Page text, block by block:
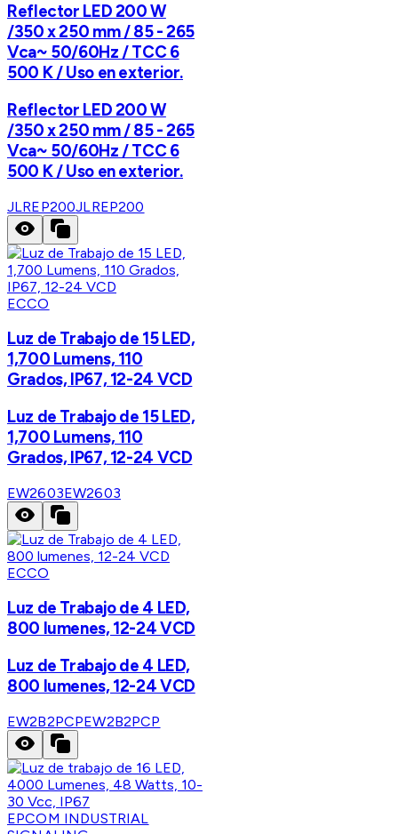
Reflector LED 200 W
/350 x 250 mm / 85 - 265
Vca~ 50/60Hz / TCC 6
500 K / Uso en exterior.
Reflector LED 200 W
/350 x 250 mm / 85 - 265
Vca~ 50/60Hz / TCC 6
500 K / Uso en exterior.
JLREP200JLREP200
ECCO
Luz de Trabajo de 15 LED,
1,700 Lumens, 110
Grados, IP67, 12-24 VCD
Luz de Trabajo de 15 LED,
1,700 Lumens, 110
Grados, IP67, 12-24 VCD
EW2603EW2603
ECCO
Luz de Trabajo de 4 LED,
800 lumenes, 12-24 VCD
Luz de Trabajo de 4 LED,
800 lumenes, 12-24 VCD
EW2B2PCPEW2B2PCP
EPCOM INDUSTRIAL